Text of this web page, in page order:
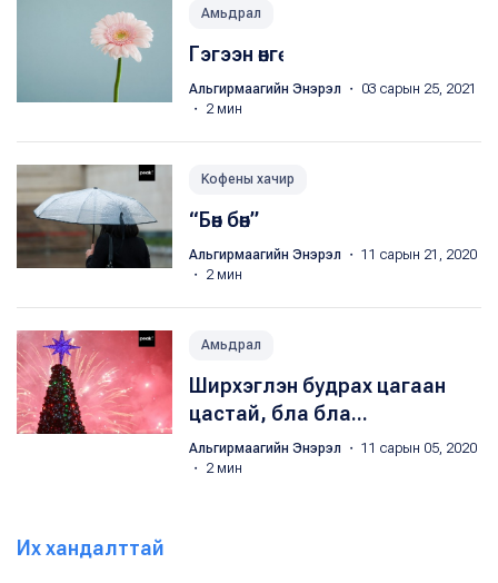
Амьдрал
Гэгээн өнгө
Альгирмаагийн Энэрэл
・ 03 сарын 25, 2021
・ 2 мин
Kофены хачир
“Бөн бөн”
Альгирмаагийн Энэрэл
・ 11 сарын 21, 2020
・ 2 мин
Амьдрал
Ширхэглэн будрах цагаан
цастай, бла бла...
Альгирмаагийн Энэрэл
・ 11 сарын 05, 2020
・ 2 мин
Их хандалттай